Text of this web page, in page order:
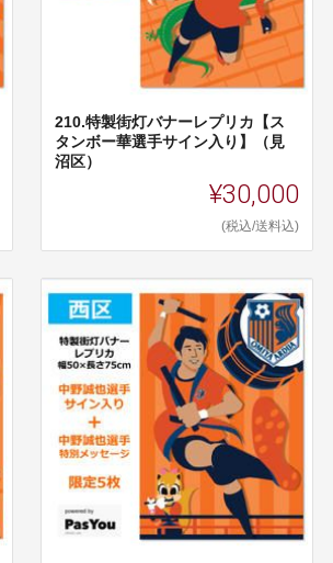
210.特製街灯バナーレプリカ【ス
タンボー華選手サイン入り】（見
沼区）
¥30,000
(税込/送料込)